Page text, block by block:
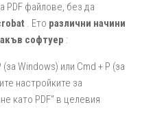
PDF файлове, без да
. Ето различни начини
софтуер :
(за Windows) или Cmd + P (за
настройките за
като PDF“ в целевия